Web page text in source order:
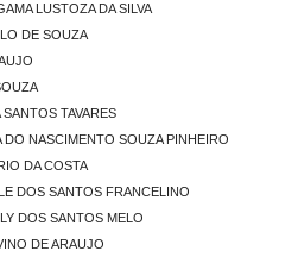
LUSTOZA DA SILVA
DE SOUZA
TAVARES
DO NASCIMENTO SOUZA PINHEIRO
DA COSTA
DOS SANTOS FRANCELINO
DOS SANTOS MELO
DE ARAUJO